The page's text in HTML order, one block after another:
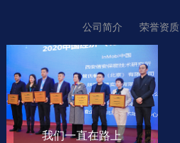
公司简介 荣誉资质
我们一直在路上